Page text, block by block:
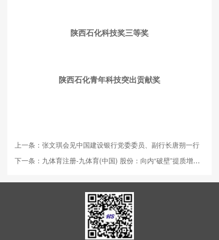
陕西石化科技奖三等奖
陕西石化青年科技突出贡献奖
上一条：张文琪会见中国建设银行党委委员、副行长唐朔一行
下一条：九体育注册-九体育(中国) 股份：向内“破壁”提质增效 向外“破圈”开拓创新